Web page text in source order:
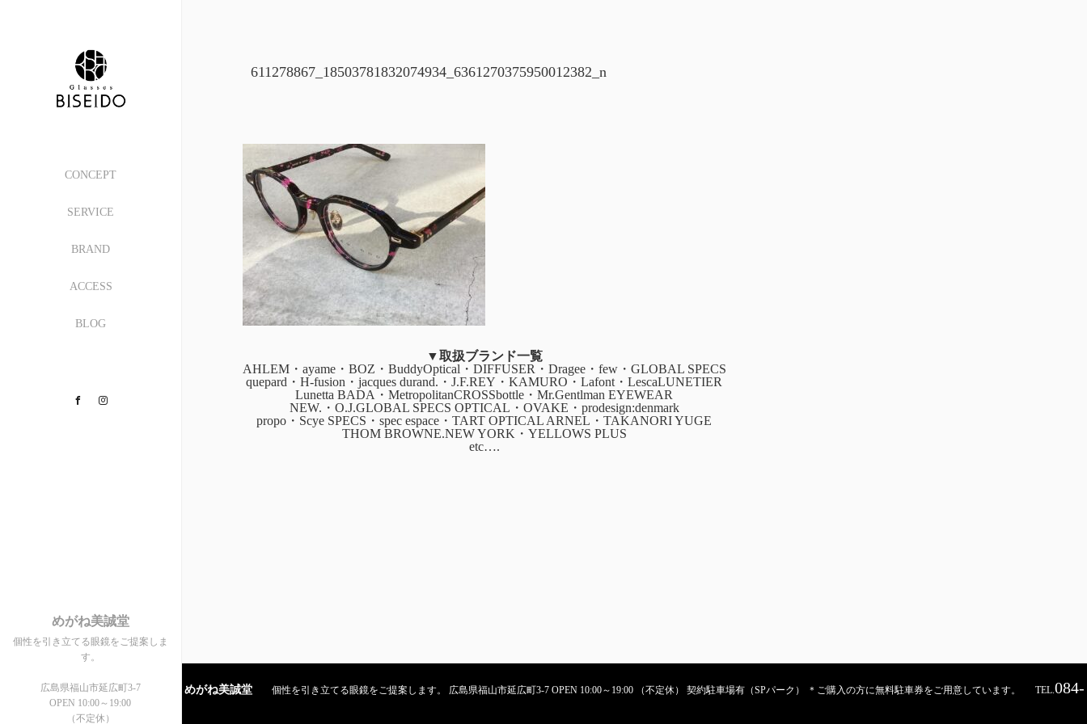
CONCEPT
SERVICE
BRAND
ACCESS
BLOG
Facebook
めがね美誠堂
個性を引き立てる眼鏡をご提案しま
す。
広島県福山市延広町3-7
OPEN 10:00～19:00
（不定休）
611278867_18503781832074934_6361270375950012382_n
▼取扱ブランド一覧
AHLEM・ayame・BOZ・BuddyOptical・DIFFUSER・Dragee・few・GLOBAL SPECS
quepard・H-fusion・jacques durand.・J.F.REY・KAMURO・Lafont・LescaLUNETIER
Lunetta BADA・MetropolitanCROSSbottle・Mr.Gentlman EYEWEAR
NEW.・O.J.GLOBAL SPECS OPTICAL・OVAKE・prodesign:denmark
propo・Scye SPECS・spec espace・TART OPTICAL ARNEL・TAKANORI YUGE
THOM BROWNE.NEW YORK・YELLOWS PLUS
etc….
めがね美誠堂 個性を引き立てる眼鏡をご提案します。 広島県福山市延広町3-7 OPEN 10:00～19:00 （不定休） 契約駐車場有（SPパーク） ＊ご購入の方に無料駐車券をご用意しています。 TEL.084-